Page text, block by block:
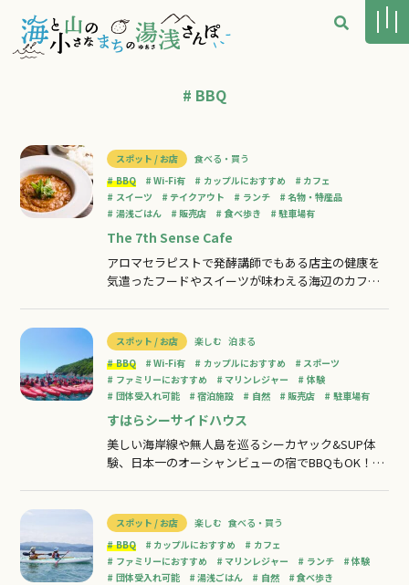
# BBQ
スポット / お店
食べる・買う
BBQ
Wi-Fi有 カップルにおすすめ
カフェ
スイーツ
テイクアウト ランチ
名物・特産品
湯浅ごはん
販売店 食べ歩き 駐車場有
The 7th Sense Cafe
アロマセラピストで発酵講師でもある店主の健康を
気遣ったフードやスイーツが味わえる海辺のカフェ
るカフェ。湯浅湾に面した気持ちの良い空間で、テ
ラス席では海を眺めながら目の前で獲れた魚などを
使った「潮風ＢＢＱ」も楽しめる。
スポット / お店 楽しむ 泊まる
BBQ
Wi-Fi有 カップルにおすすめ
スポーツ
ファミリーにおすすめ
マリンレジャー
体験
団体受入れ可能
宿泊施設 自然 販売店 駐車場有
すはらシーサイドハウス
美しい海岸線や無人島を巡るシーカヤック&SUP体
験、日本一のオーシャンビューの宿でBBQもOK！洞
ッタリの半日コース、ファミリーやカップルにも最
適です。関西で一番気持ちの良いロケーション和歌
山県湯浅町「栖原海岸」に広がる美し
スポット / お店 楽しむ 食べる・買う
BBQ
カップルにおすすめ
カフェ
ファミリーにおすすめ
マリンレジャー ランチ
体験
団体受入れ可能
湯浅ごはん 自然
食べ歩き